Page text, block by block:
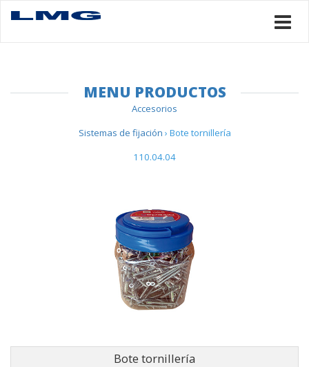
MENU PRODUCTOS
Accesorios
Sistemas de fijación › Bote tornillería
110.04.04
Bote tornillería